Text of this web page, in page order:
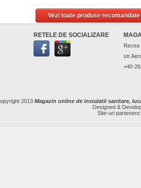
Vezi toate produse recomandate
RETELE DE SOCIALIZARE
Recea
+40-
2013 Magazin online de instalatii sanitare,
Designed &
Site-uri